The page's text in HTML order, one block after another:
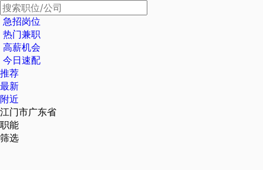
急招岗位
热门兼职
高薪机会
今日速配
推荐
最新
附近
江门市广东省
职能
筛选